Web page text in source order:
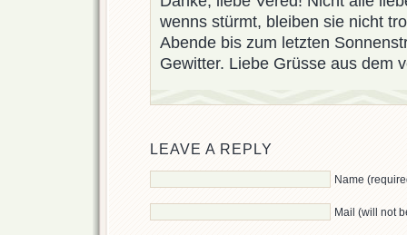
wenns stürmt, bleiben sie nicht
Abende bis zum letzten
Gewitter. Liebe Grüsse aus dem
LEAVE A REPLY
Name
Mail (will not